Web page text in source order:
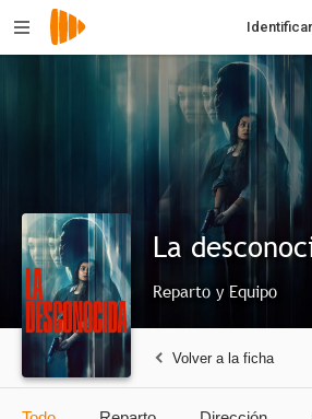
La
Reparto y Equipo
Volver a la ficha